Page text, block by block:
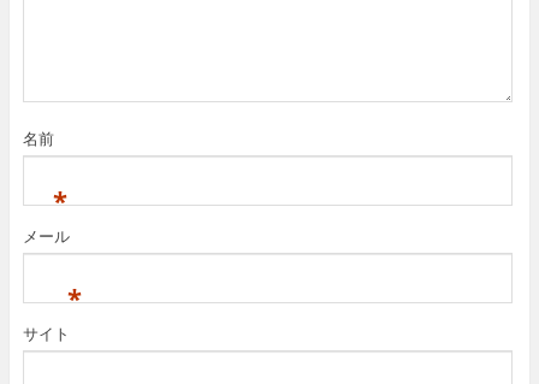
名前
*
メール
*
サイト